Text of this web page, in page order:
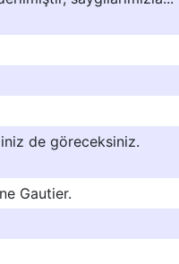
de göreceksiniz.
Gautier.